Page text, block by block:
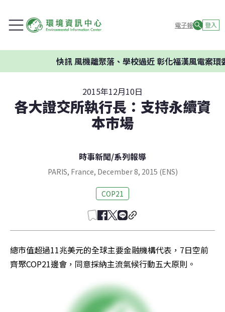
電子報 登入
快訊風機離聚落、學校過近 彰化福漢風電案環委
2015年12月10日
各大證交所執行長：支持永續資
本市場
時事新聞/系列報導
PARIS, France, December 8, 2015 (ENS)
COP21
總市值超過11兆美元的全球主要金融機構代表，7日空前
齊聚COP21邊會，同意採納主流氣候行動五大原則。